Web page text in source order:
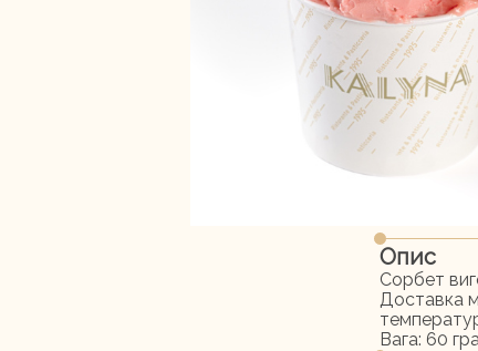
Опис
Сорбет
Доставка
Вага: 60